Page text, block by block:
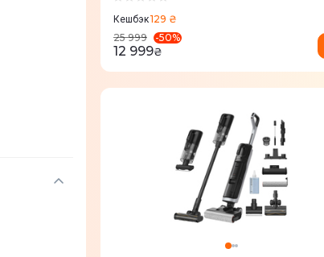
Кешбэк129 ₴
25 999
-50%
12 999₴